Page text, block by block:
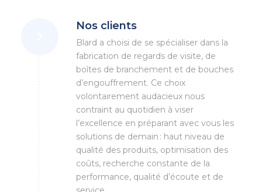
Nos clients
Blard a choisi de se spécialiser dans la
fabrication de regards de visite, de
boîtes de branchement et de bouches
d’engouffrement. Ce choix
volontairement audacieux nous
contraint au quotidien à viser
l’excellence en préparant avec vous les
solutions de demain : haut niveau de
qualité des produits, optimisation des
coûts, recherche constante de la
performance, qualité d’écoute et de